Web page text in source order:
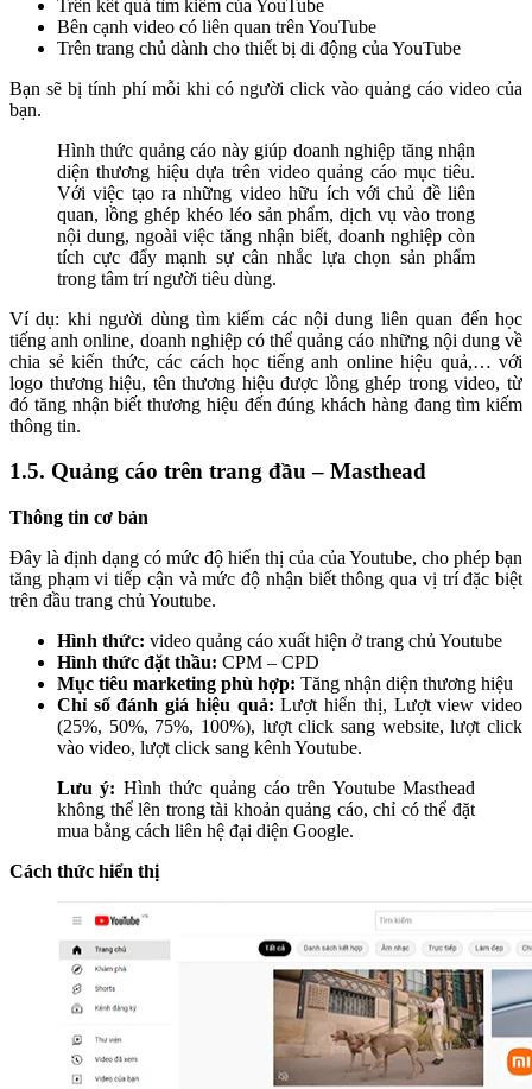
Trên kết quả tìm kiếm của YouTube
Bên cạnh video có liên quan trên YouTube
Trên trang chủ dành cho thiết bị di động của YouTube
Bạn sẽ bị tính phí mỗi khi có người click vào quảng cáo video của
bạn.
Hình thức quảng cáo này giúp doanh nghiệp tăng nhận
diện thương hiệu dựa trên video quảng cáo mục tiêu.
Với việc tạo ra những video hữu ích với chủ đề liên
quan, lồng ghép khéo léo sản phẩm, dịch vụ vào trong
nội dung, ngoài việc tăng nhận biết, doanh nghiệp còn
tích cực đẩy mạnh sự cân nhắc lựa chọn sản phẩm
trong tâm trí người tiêu dùng.
Ví dụ: khi người dùng tìm kiếm các nội dung liên quan đến học
tiếng anh online, doanh nghiệp có thể quảng cáo những nội dung về
chia sẻ kiến thức, các cách học tiếng anh online hiệu quả,… với
logo thương hiệu, tên thương hiệu được lồng ghép trong video, từ
đó tăng nhận biết thương hiệu đến đúng khách hàng đang tìm kiếm
thông tin.
1.5. Quảng cáo trên trang đầu – Masthead
Thông tin cơ bản
Đây là định dạng có mức độ hiển thị của của Youtube, cho phép bạn
tăng phạm vi tiếp cận và mức độ nhận biết thông qua vị trí đặc biệt
trên đầu trang chủ Youtube.
Hình thức: video quảng cáo xuất hiện ở trang chủ Youtube
Hình thức đặt thầu: CPM – CPD
Mục tiêu marketing phù hợp: Tăng nhận diện thương hiệu
Chỉ số đánh giá hiệu quả: Lượt hiển thị, Lượt view video
(25%, 50%, 75%, 100%), lượt click sang website, lượt click
vào video, lượt click sang kênh Youtube.
Lưu ý: Hình thức quảng cáo trên Youtube Masthead
không thể lên trong tài khoản quảng cáo, chỉ có thể đặt
mua bằng cách liên hệ đại diện Google.
Cách thức hiển thị